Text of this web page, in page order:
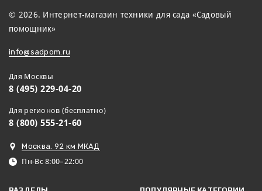
© 2026. Интернет-магазин техники для сада «Садовый
помощник»
info@sadpom.ru
Для Москвы
8 (495) 229-04-20
Для регионов (бесплатно)
8 (800) 555-21-60
Москва. 92 км МКАД
Пн-Вс 8:00–22:00